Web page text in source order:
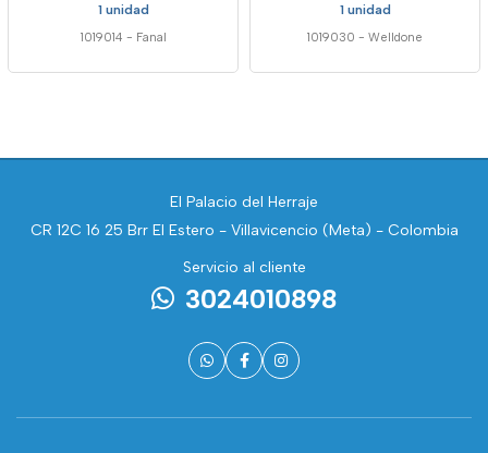
1 unidad
1019014 - Fanal
1 unidad
1019030 - Welldone
El Palacio del Herraje
CR 12C 16 25 Brr El Estero - Villavicencio (Meta) - Colombia
Servicio al cliente
3024010898